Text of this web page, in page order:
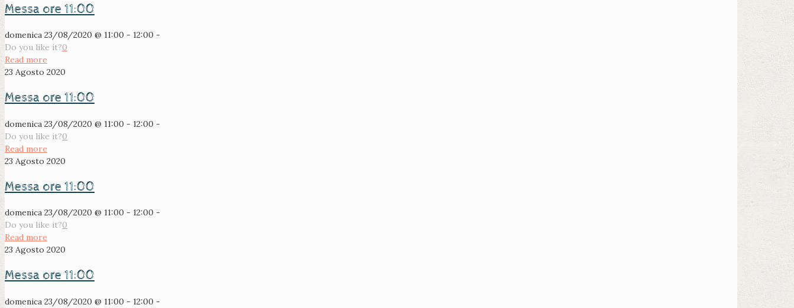
Messa ore 11:00
domenica 23/08/2020 @ 11:00 - 12:00 -
Do you like it?0
Read more
23 Agosto 2020
Messa ore 11:00
domenica 23/08/2020 @ 11:00 - 12:00 -
Do you like it?0
Read more
23 Agosto 2020
Messa ore 11:00
domenica 23/08/2020 @ 11:00 - 12:00 -
Do you like it?0
Read more
23 Agosto 2020
Messa ore 11:00
domenica 23/08/2020 @ 11:00 - 12:00 -